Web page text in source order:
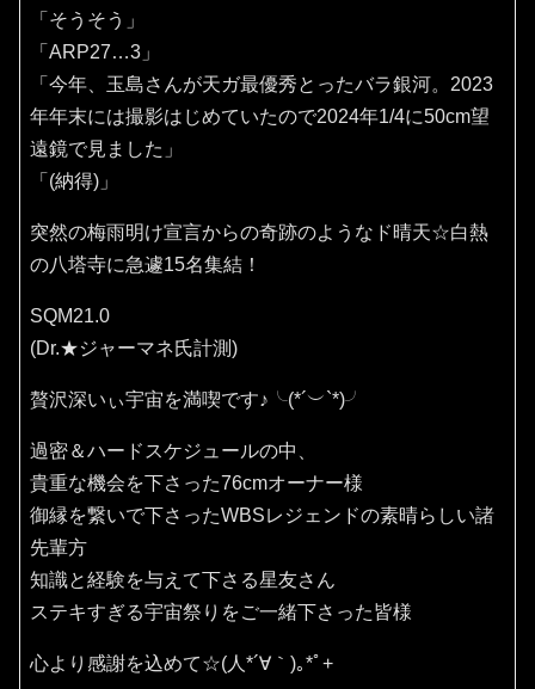
「そうそう」
「ARP27…3」
「今年、玉島さんが天ガ最優秀とったバラ銀河。2023
年年末には撮影はじめていたので2024年1/4に50cm望
遠鏡で見ました」
「(納得)」
突然の梅雨明け宣言からの奇跡のようなド晴天☆白熱
の八塔寺に急遽15名集結！
SQM21.0
(Dr.★ジャーマネ氏計測)
贅沢深いぃ宇宙を満喫です♪⁠╰⁠(⁠*⁠´⁠︶⁠`⁠*⁠)⁠╯
過密＆ハードスケジュールの中、
貴重な機会を下さった76cmオーナー様
御縁を繋いで下さったWBSレジェンドの素晴らしい諸
先輩方
知識と経験を与えて下さる星友さん
ステキすぎる宇宙祭りをご一緒下さった皆様
心より感謝を込めて☆(⁠人⁠*⁠´⁠∀⁠｀⁠)⁠｡⁠*ﾟ⁠+